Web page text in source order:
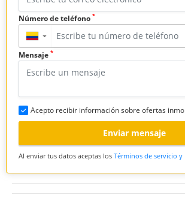
Número de teléfono *
▼
Mensaje *
Acepto recibir información sobre ofertas
Enviar mensaje
Al enviar tus datos aceptas los Términos de servicio y